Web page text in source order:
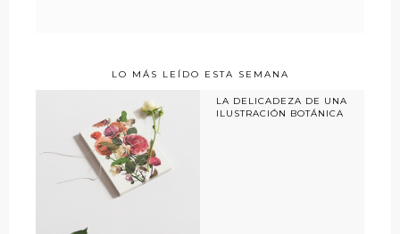
LO MÁS LEÍDO ESTA SEMANA
LA DELICADEZA DE UNA
ILUSTRACIÓN BOTÁNICA